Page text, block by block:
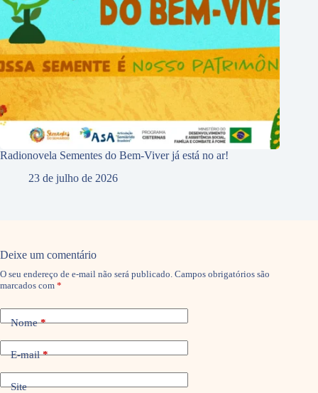
Radionovela Sementes do Bem-Viver já está no ar!
23 de julho de 2026
Deixe um comentário
O seu endereço de e-mail não será publicado. Campos obrigatórios são
marcados com *
Nome*
E-mail*
Site